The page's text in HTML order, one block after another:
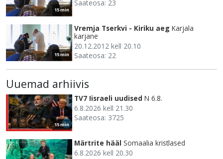
15 min
Saateosa: 23
15 min
Vremja Tserkvi - Kiriku aeg Karjala
karjane
20.12.2012 kell 20.10
Saateosa: 22
Uuemad arhiivis
15 min
TV7 Iisraeli uudised N 6.8.
6.8.2026 kell 21.30
Saateosa: 3725
Märtrite hääl Somaalia kristlased
6.8.2026 kell 20.30